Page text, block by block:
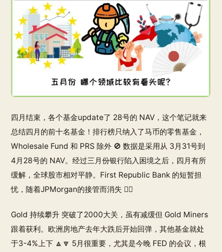
四月结束，各个基金update了 28号的 NAV，这个笔记就来
总结四月的前十名基金！排行榜只纳入了马币的零售基金，
Wholesale Fund 和 PRS 除外 🚫 数据是采用从 3月31号到
4月28号的 NAV。经过三月份银行陷入困境之后，四月有所
缓解，全球股市相对平静。First Republic Bank 的短暂担
忧，随着JPMorgan的接管而消失 👌🏻
Gold 持续攀升 突破了2000大关，虽有减缓但 Gold Miners
跟着获利。欧洲房地产去年大跌后开始回弹，其他基金就处
于3-4%上下 🔼🔽 5月很重要，尤其是今晚 FED 的会议，根